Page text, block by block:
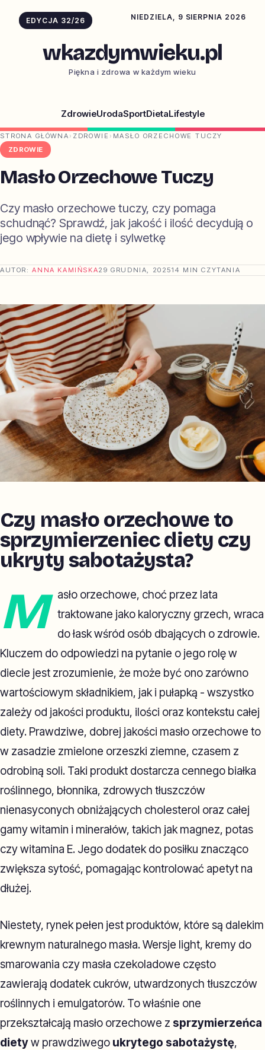
EDYCJA 32/26 NIEDZIELA, 9 SIERPNIA 2026
wkazdymwieku.pl
Piękna i zdrowa w każdym wieku
ZdrowieUrodaSportDietaLifestyle
STRONA GŁÓWNA › ZDROWIE › MASŁO ORZECHOWE TUCZY
ZDROWIE
Masło Orzechowe Tuczy
Czy masło orzechowe tuczy, czy pomaga
schudnąć? Sprawdź, jak jakość i ilość decydują o
jego wpływie na dietę i sylwetkę
AUTOR:ANNA KAMIŃSKA29 GRUDNIA, 202514 MIN CZYTANIA
Czy masło orzechowe to
sprzymierzeniec diety czy
ukryty sabotażysta?
M
asło orzechowe, choć przez lata
traktowane jako kaloryczny grzech, wraca
do łask wśród osób dbających o zdrowie.
Kluczem do odpowiedzi na pytanie o jego rolę w
diecie jest zrozumienie, że może być ono zarówno
wartościowym składnikiem, jak i pułapką - wszystko
zależy od jakości produktu, ilości oraz kontekstu całej
diety. Prawdziwe, dobrej jakości masło orzechowe to
w zasadzie zmielone orzeszki ziemne, czasem z
odrobiną soli. Taki produkt dostarcza cennego białka
roślinnego, błonnika, zdrowych tłuszczów
nienasyconych obniżających cholesterol oraz całej
gamy witamin i minerałów, takich jak magnez, potas
czy witamina E. Jego dodatek do posiłku znacząco
zwiększa sytość, pomagając kontrolować apetyt na
dłużej.
Niestety, rynek pełen jest produktów, które są dalekim
krewnym naturalnego masła. Wersje light, kremy do
smarowania czy masła czekoladowe często
zawierają dodatek cukrów, utwardzonych tłuszczów
roślinnych i emulgatorów. To właśnie one
przekształcają masło orzechowe z sprzymierzeńca
dietyw prawdziwego ukrytego sabotażystę,